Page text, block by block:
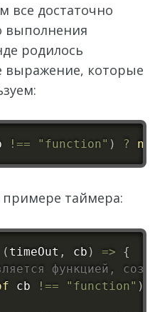
все достаточно
выполнения
родилось
выражение, которые
!== "function" ) ?
примере таймера:
( timeOut , cb ) =>
{
функцией,
cb !== "function" )